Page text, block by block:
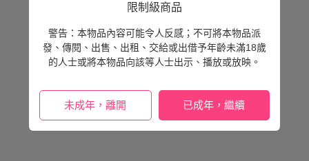
限制級商品
警告：本物品內容可能令人反感；不可將本物品派
發、傳閱、出售、出租、交給或出借予年齡未滿18歲
的人士或將本物品向該等人士出示、播放或放映。
未成年，離開 已成年，繼續